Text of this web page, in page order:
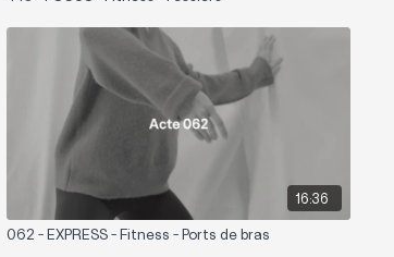
16:36
062 - EXPRESS - Fitness - Ports de bras